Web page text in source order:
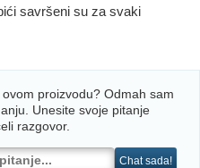
savršeni su za svaki
proizvodu? Odmah sam
Unesite svoje pitanje
razgovor.
Chat sada!